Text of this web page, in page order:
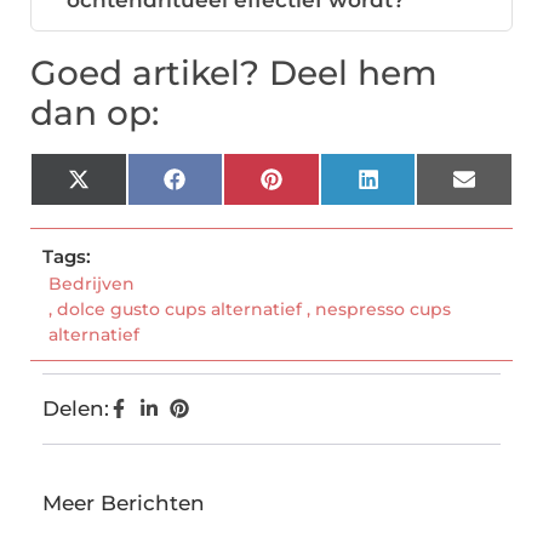
Goed artikel? Deel hem
dan op:
X
(Twitter)
FacebookPinterestLinkedInEmail
Tags:
Bedrijven
, dolce gusto cups alternatief, nespresso cups
alternatief
Delen:
Meer Berichten